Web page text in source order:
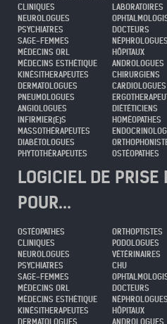
CLINIQUES
NEUROLOGUES
PSYCHIATRES
SAGE-FEMMES
MÉDECINS ORL
MÉDECINS ESTHÉTIQUE
KINÉSITHERAPEUTES
DERMATOLOGUES
PNEUMOLOGUES
ANGIOLOGUES
INFIRMIER(E)S
MASSOTHÉRAPEUTES
DIABÉTOLOGUES
PHYTOTHÉRAPEUTES
LABORATOIRES
DOCTEURS
NÉPHROLOGUES
HÔPITAUX
ANDROLOGUES
CHIRURGIENS
CARDIOLOGUES
DIÉTÉTICIENS
HOMÉOPATHES
OSTÉOPATHES
LOGICIEL DE PRISE
POUR...
OSTÉOPATHES
CLINIQUES
NEUROLOGUES
PSYCHIATRES
SAGE-FEMMES
MÉDECINS ORL
MÉDECINS ESTHÉTIQUE
KINÉSITHERAPEUTES
DERMATOLOGUES
ORTHOPTISTES
PODOLOGUES
VÉTÉRINAIRES
CHU
DOCTEURS
NÉPHROLOGUES
HÔPITAUX
ANDROLOGUES